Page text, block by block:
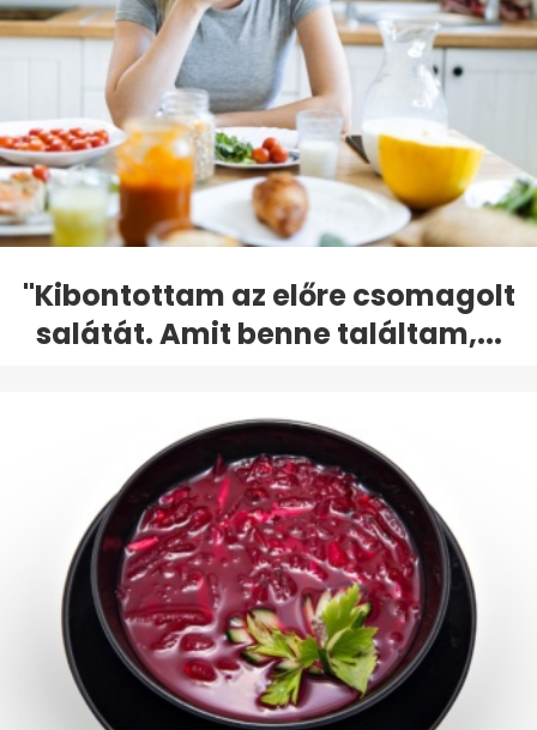
"Kibontottam az előre csomagolt
salátát. Amit benne találtam,...